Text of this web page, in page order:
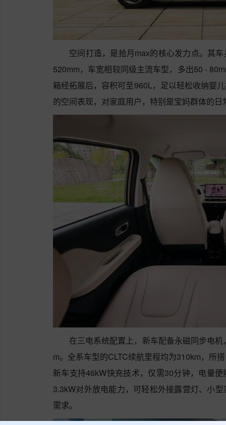
空间打造，是拾月max的核心发力点。其
520mm，车宽相较同级主流车型，多出50 -
箱经拓展后，容积可至960L，足以轻松收纳婴
的空间表现，对家庭用户，特别是宝妈群体的
在三电系统配置上，新车配备永磁同步电
m。全系车型的CLTC续航里程均为310km，所
新车支持46kW快充技术，仅需30分钟，电量
3.3kW对外放电能力，可轻松外接露营灯、小
需求。